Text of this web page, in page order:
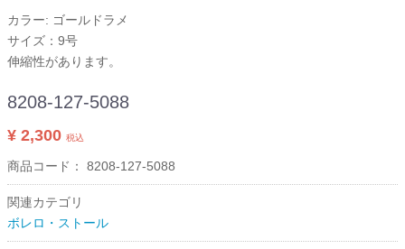
カラー: ゴールドラメ
サイズ：9号
伸縮性があります。
8208-127-5088
¥ 2,300 税込
商品コード： 8208-127-5088
関連カテゴリ
ボレロ・ストール